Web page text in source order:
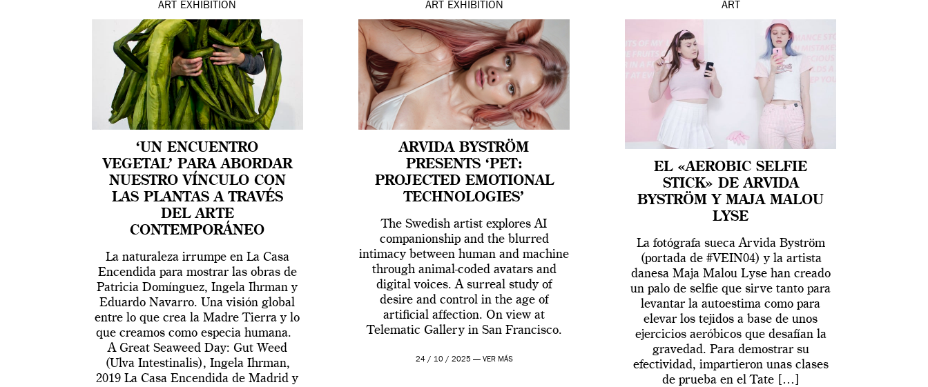
ART EXHIBITION
‘UN ENCUENTRO
VEGETAL’ PARA ABORDAR
NUESTRO VÍNCULO CON
LAS PLANTAS A TRAVÉS
DEL ARTE
CONTEMPORÁNEO
La naturaleza irrumpe en La Casa
Encendida para mostrar las obras de
Patricia Domínguez, Ingela Ihrman y
Eduardo Navarro. Una visión global
entre lo que crea la Madre Tierra y lo
que creamos como especia humana.
A Great Seaweed Day: Gut Weed
(Ulva Intestinalis), Ingela Ihrman,
2019 La Casa Encendida de Madrid y
ART EXHIBITION
ARVIDA BYSTRÖM
PRESENTS ‘PET:
PROJECTED EMOTIONAL
TECHNOLOGIES’
The Swedish artist explores AI
companionship and the blurred
intimacy between human and machine
through animal-coded avatars and
digital voices. A surreal study of
desire and control in the age of
artificial affection. On view at
Telematic Gallery in San Francisco.
24 / 10 / 2025 — VER MÁS
ART
EL «AEROBIC SELFIE
STICK» DE ARVIDA
BYSTRÖM Y MAJA MALOU
LYSE
La fotógrafa sueca Arvida Byström
(portada de #VEIN04) y la artista
danesa Maja Malou Lyse han creado
un palo de selfie que sirve tanto para
levantar la autoestima como para
elevar los tejidos a base de unos
ejercicios aeróbicos que desafían la
gravedad. Para demostrar su
efectividad, impartieron unas clases
de prueba en el Tate […]